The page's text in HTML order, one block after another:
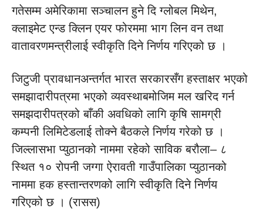
गतेसम्म अमेरिकामा सञ्चालन हुने दि ग्लोबल मिथेन,
क्लाइमेट एन्ड क्लिन एयर फोरममा भाग लिन वन तथा
वातावरणमन्त्रीलाई स्वीकृति दिने निर्णय गरिएको छ ।
जिटुजी प्रावधानअन्तर्गत भारत सरकारसँग हस्ताक्षर भएको
समझादारीपत्रमा भएको व्यवस्थाबमोजिम मल खरिद गर्न
समझदारीपत्रको बाँकी अवधिको लागि कृषि सामग्री
कम्पनी लिमिटेडलाई तोक्ने बैठकले निर्णय गरेको छ ।
जिल्लासभा प्युठानको नाममा रहेको साविक बरौला– ८
स्थित १० रोपनी जग्गा ऐरावती गाउँपालिका प्युठानको
नाममा हक हस्तान्तरणको लागि स्वीकृति दिने निर्णय
गरिएको छ । (रासस)